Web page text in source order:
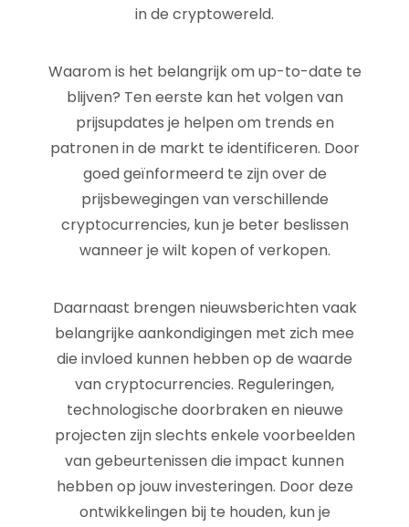
in de cryptowereld.
Waarom is het belangrijk om up-to-date te
blijven? Ten eerste kan het volgen van
prijsupdates je helpen om trends en
patronen in de markt te identificeren. Door
goed geïnformeerd te zijn over de
prijsbewegingen van verschillende
cryptocurrencies, kun je beter beslissen
wanneer je wilt kopen of verkopen.
Daarnaast brengen nieuwsberichten vaak
belangrijke aankondigingen met zich mee
die invloed kunnen hebben op de waarde
van cryptocurrencies. Reguleringen,
technologische doorbraken en nieuwe
projecten zijn slechts enkele voorbeelden
van gebeurtenissen die impact kunnen
hebben op jouw investeringen. Door deze
ontwikkelingen bij te houden, kun je